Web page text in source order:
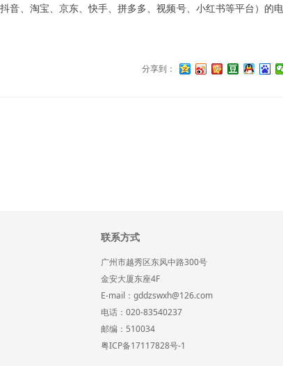
音、淘宝、京东、快手、拼多多、视频号、小红书等平台）的
分享到：
联系方式
广州市越秀区东风中路300号
金安大厦东座4F
E-mail：gddzswxh@126.com
电话：020-83540237
邮编：510034
粤ICP备17117828号-1